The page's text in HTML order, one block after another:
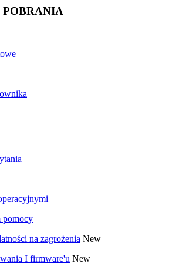
pomocy
na zagrożenia New
I firmware'u New